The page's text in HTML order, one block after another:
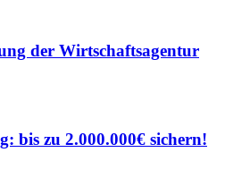
der Wirtschaftsagentur
bis zu 2.000.000€ sichern!